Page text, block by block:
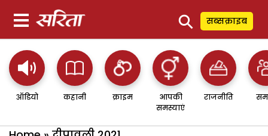
⚲ सब्सक्राइब
ऑडियो कहानी क्राइम
आपकी
समस्याएं
राजनीति